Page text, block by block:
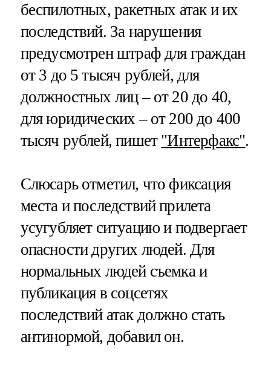
беспилотных, ракетных атак и их
последствий. За нарушения
предусмотрен штраф для граждан
от 3 до 5 тысяч рублей, для
должностных лиц – от 20 до 40,
для юридических – от 200 до 400
тысяч рублей, пишет "Интерфакс".
Слюсарь отметил, что фиксация
места и последствий прилета
усугубляет ситуацию и подвергает
опасности других людей. Для
нормальных людей съемка и
публикация в соцсетях
последствий атак должно стать
антинормой, добавил он.